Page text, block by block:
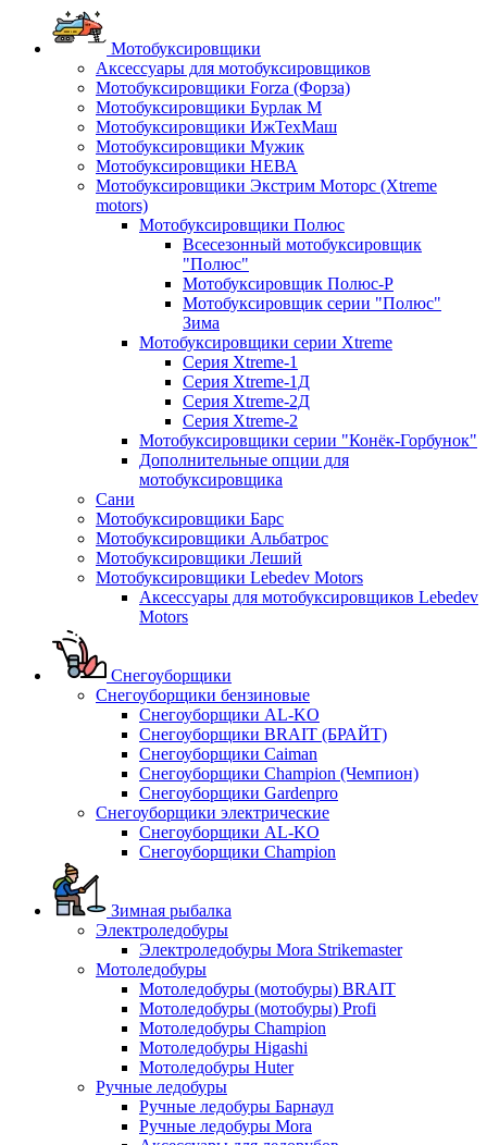
Мотобуксировщики
Аксессуары для мотобуксировщиков
Мотобуксировщики Forza (Форза)
Мотобуксировщики Бурлак М
Мотобуксировщики ИжТехМаш
Мотобуксировщики Мужик
Мотобуксировщики НЕВА
Мотобуксировщики Экстрим Моторс (Xtreme
motors)
Мотобуксировщики Полюс
Всесезонный мотобуксировщик
"Полюс"
Мотобуксировщик Полюс-Р
Мотобуксировщик серии "Полюс"
Зима
Мотобуксировщики серии Xtreme
Серия Xtreme-1
Серия Xtreme-1Д
Серия Xtreme-2Д
Серия Xtreme-2
Мотобуксировщики серии "Конёк-Горбунок"
Дополнительные опции для
мотобуксировщика
Сани
Мотобуксировщики Барс
Мотобуксировщики Альбатрос
Мотобуксировщики Леший
Мотобуксировщики Lebedev Motors
Аксессуары для мотобуксировщиков Lebedev
Motors
Снегоуборщики
Снегоуборщики бензиновые
Снегоуборщики AL-KO
Снегоуборщики BRAIT (БРАЙТ)
Снегоуборщики Caiman
Снегоуборщики Champion (Чемпион)
Снегоуборщики Gardenpro
Снегоуборщики электрические
Снегоуборщики AL-KO
Снегоуборщики Champion
Зимная рыбалка
Электроледобуры
Электроледобуры Mora Strikemaster
Мотоледобуры
Мотоледобуры (мотобуры) BRAIT
Мотоледобуры (мотобуры) Profi
Мотоледобуры Champion
Мотоледобуры Higashi
Мотоледобуры Huter
Ручные ледобуры
Ручные ледобуры Барнаул
Ручные ледобуры Mora